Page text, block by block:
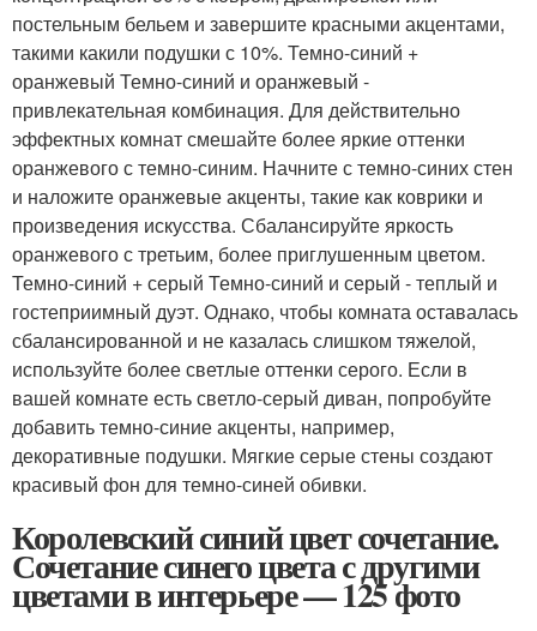
постельным бельем и завершите красными акцентами,
такими какили подушки с 10%. Темно-синий +
оранжевый Темно-синий и оранжевый -
привлекательная комбинация. Для действительно
эффектных комнат смешайте более яркие оттенки
оранжевого с темно-синим. Начните с темно-синих стен
и наложите оранжевые акценты, такие как коврики и
произведения искусства. Сбалансируйте яркость
оранжевого с третьим, более приглушенным цветом.
Темно-синий + серый Темно-синий и серый - теплый и
гостеприимный дуэт. Однако, чтобы комната оставалась
сбалансированной и не казалась слишком тяжелой,
используйте более светлые оттенки серого. Если в
вашей комнате есть светло-серый диван, попробуйте
добавить темно-синие акценты, например,
декоративные подушки. Мягкие серые стены создают
красивый фон для темно-синей обивки.
Королевский синий цвет сочетание.
Сочетание синего цвета с другими
цветами в интерьере — 125 фото